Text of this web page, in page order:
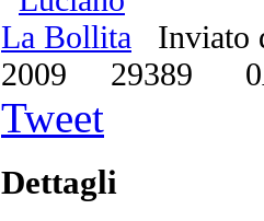
Inviato
2009 29389 0
Tweet
Dettagli